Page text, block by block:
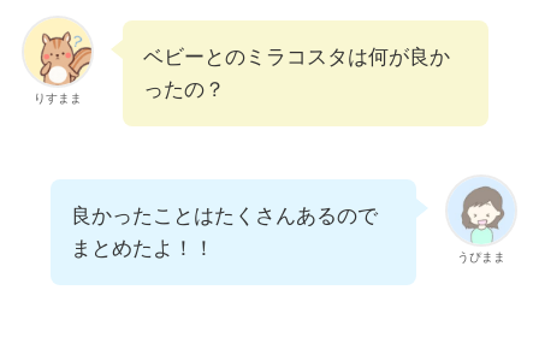
りすまま
ベビーとのミラコスタは何が良か
ったの？
うぴまま
良かったことはたくさんあるので
まとめたよ！！